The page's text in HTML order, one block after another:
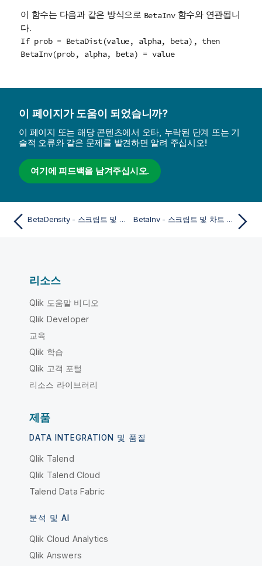
이 함수는 다음과 같은 방식으로 BetaInv함수와 연관됩니
다.
If prob = BetaDist(value, alpha, beta), then
BetaInv(prob, alpha, beta) = value
이 페이지가 도움이 되었습니까?
이 페이지 또는 해당 콘텐츠에서 오타, 누락된 단계 또는 기
술적 오류와 같은 문제를 발견하면 알려 주십시오!
여기에 피드백을 남겨주십시오.
BetaDensity - 스크립트 및 차트 함수 BetaInv - 스크립트 및 차트 함수
리소스
Qlik 도움말 비디오
Qlik Developer
교육
Qlik 학습
Qlik 고객 포털
리소스 라이브러리
제품
DATA INTEGRATION 및 품질
Qlik Talend
Qlik Talend Cloud
Talend Data Fabric
분석 및 AI
Qlik Cloud Analytics
Qlik Answers